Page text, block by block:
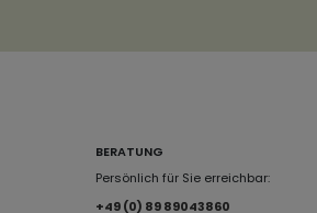
BERATUNG
Persönlich für Sie erreichbar:
+49 (0) 89 89043860